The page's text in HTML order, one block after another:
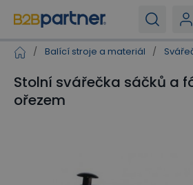
/ Balící stroje a materiál /
Stolní svářečka sáčků a
ořezem